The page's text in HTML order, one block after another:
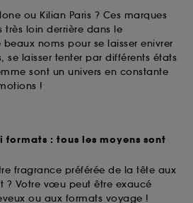
ou Kilian Paris ? Ces marques
très loin derrière dans le
noms pour se laisser enivrer
se laisser tenter par différents états
sont un univers en constante
!
formats : tous les moyens sont
fragrance préférée de la tête aux
? Votre vœu peut être exaucé
ou aux formats voyage !